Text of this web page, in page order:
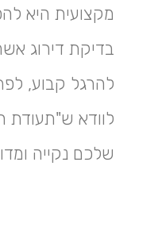
מקצועית היא
בדיקת דירוג
להרגל קבוע,
לוודא ש"תעודת
שלכם נקייה